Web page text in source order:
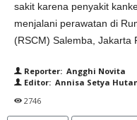
sakit karena penyakit
menjalani perawatan di
(RSCM) Salemba, Jakarta
Reporter: Angghi Novita
Editor: Annisa Setya
2746